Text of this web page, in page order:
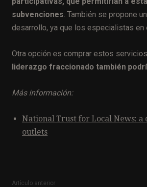
subvenciones. También se propone
desarrollo, ya que los especialistas
Otra opción es comprar estos
liderazgo fraccionado también
Más información:
National Trust for Local News:
outlets
Artículo anterior